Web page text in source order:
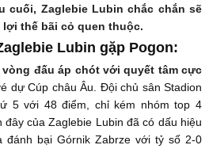
cuối, Zaglebie Lubin chắc chắn sẽ
thế bãi cỏ quen thuộc.
Lubin gặp Pogon:
đấu áp chót với quyết tâm cực
dự Cúp châu Âu. Đội chủ sân Stadion
5 với 48 điểm, chỉ kém nhóm top 4
của Zaglebie Lubin đã có dấu hiệu
bại Górnik Zabrze với tỷ số 2-0